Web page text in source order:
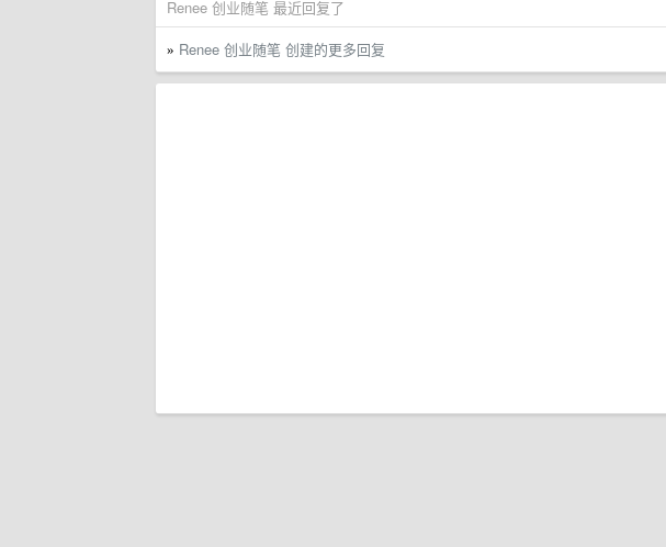
Renee 创业随笔 最近回复了
» Renee 创业随笔 创建的更多回复